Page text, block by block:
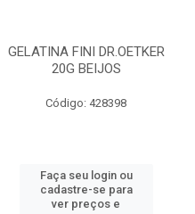
GELATINA FINI DR.OETKER
20G BEIJOS
Código: 428398
Faça seu login ou
cadastre-se para
ver preços e